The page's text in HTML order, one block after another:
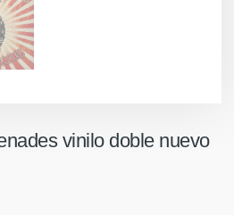
vinilo doble nuevo